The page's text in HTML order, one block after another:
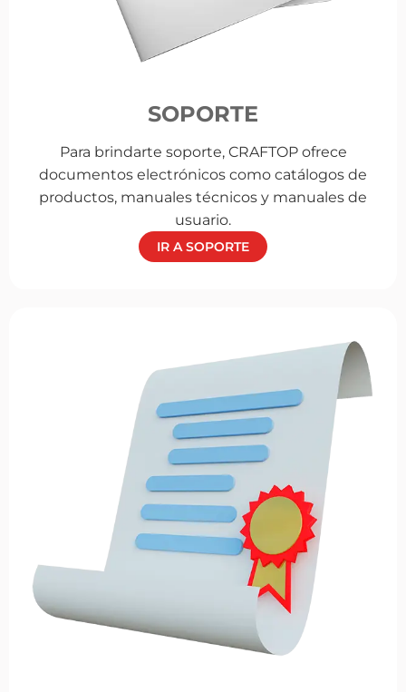
SOPORTE
Para brindarte soporte, CRAFTOP ofrece
documentos electrónicos como catálogos de
productos, manuales técnicos y manuales de
usuario.
IR A SOPORTE